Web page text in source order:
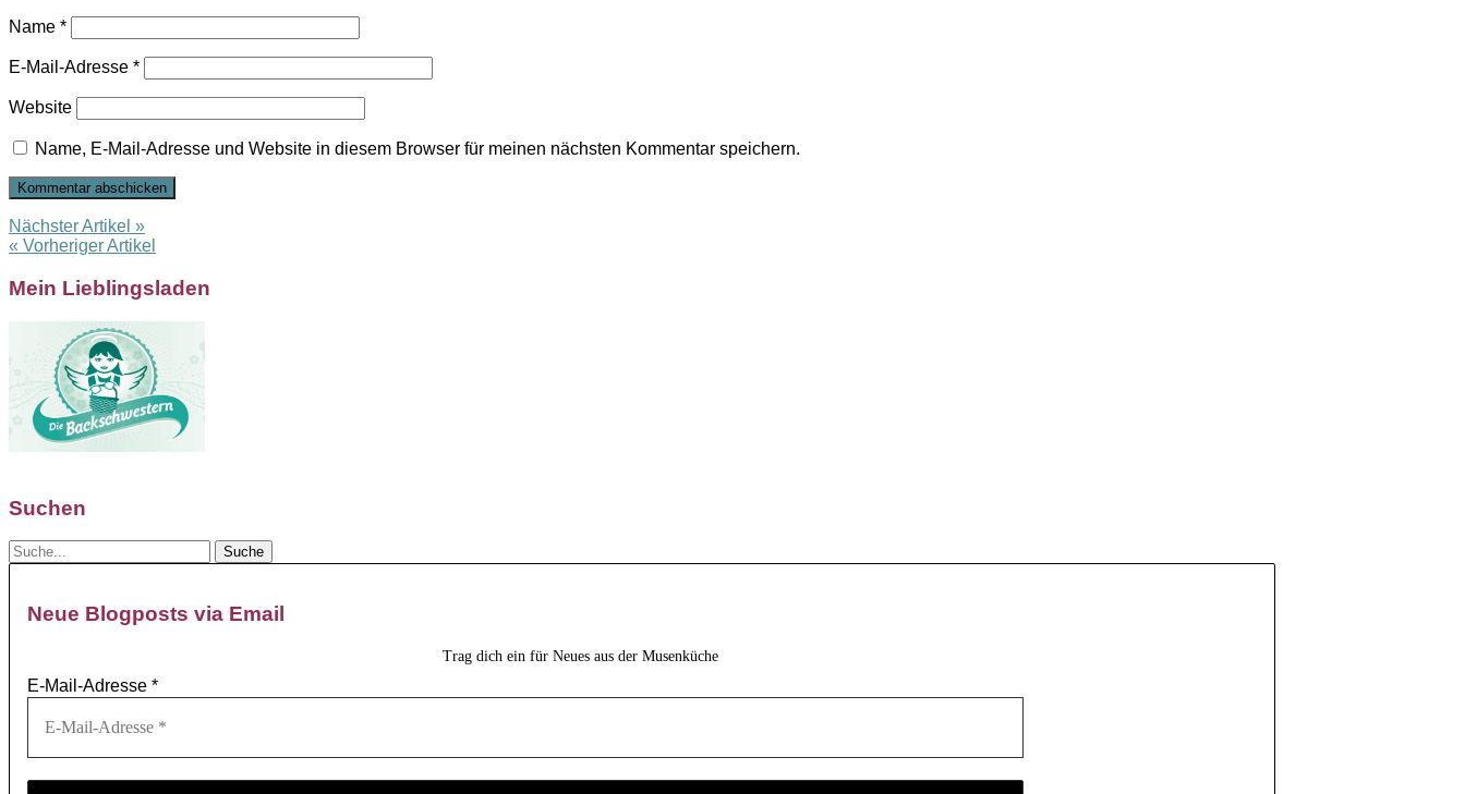
Name *
E-Mail-Adresse *
Website
Name, E-Mail-Adresse und Website in diesem Browser für meinen nächsten Kommentar speichern.
Nächster Artikel »
« Vorheriger Artikel
Mein Lieblingsladen
Suchen
Neue Blogposts via Email
Trag dich ein für Neues aus der Musenküche
E-Mail-Adresse *